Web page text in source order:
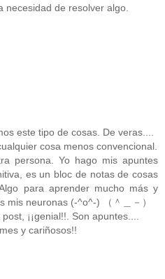
necesidad de resolver algo.
este tipo de cosas. De veras....
cosa menos convencional.
persona. Yo hago mis apuntes
es un bloc de notas de cosas
para aprender mucho más y
mis neuronas (-^o^-) （＾＿－）
¡¡genial!!. Son apuntes....
y cariñosos!!